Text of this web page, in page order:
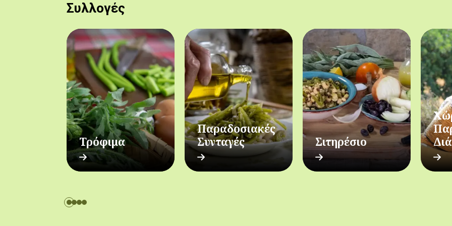
Συλλογές
Τρόφιμα
Παραδοσιακές
Συνταγές
Σιτηρέσιο